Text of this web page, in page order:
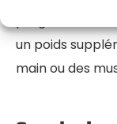
un poids
main ou des